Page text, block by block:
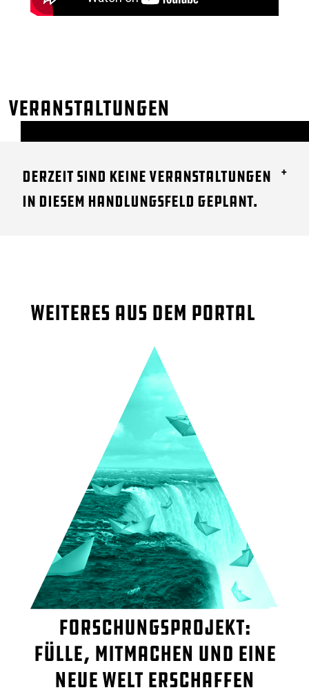
Veranstaltungen
Derzeit sind keine Veranstaltungen
in diesem Handlungsfeld geplant.
+
Weiteres aus dem Portal
Forschungsprojekt:
Fülle, Mitmachen und eine
neue Welt erschaffen